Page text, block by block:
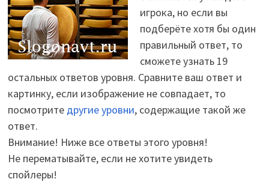
игрока, но если вы
подберёте хотя бы один
правильный ответ, то
сможете узнать 19
остальных ответов уровня. Сравните ваш ответ и
картинку, если изображение не совпадает, то
посмотрите другие уровни, содержащие такой же
ответ.
Внимание! Ниже все ответы этого уровня!
Не перематывайте, если не хотите увидеть
спойлеры!